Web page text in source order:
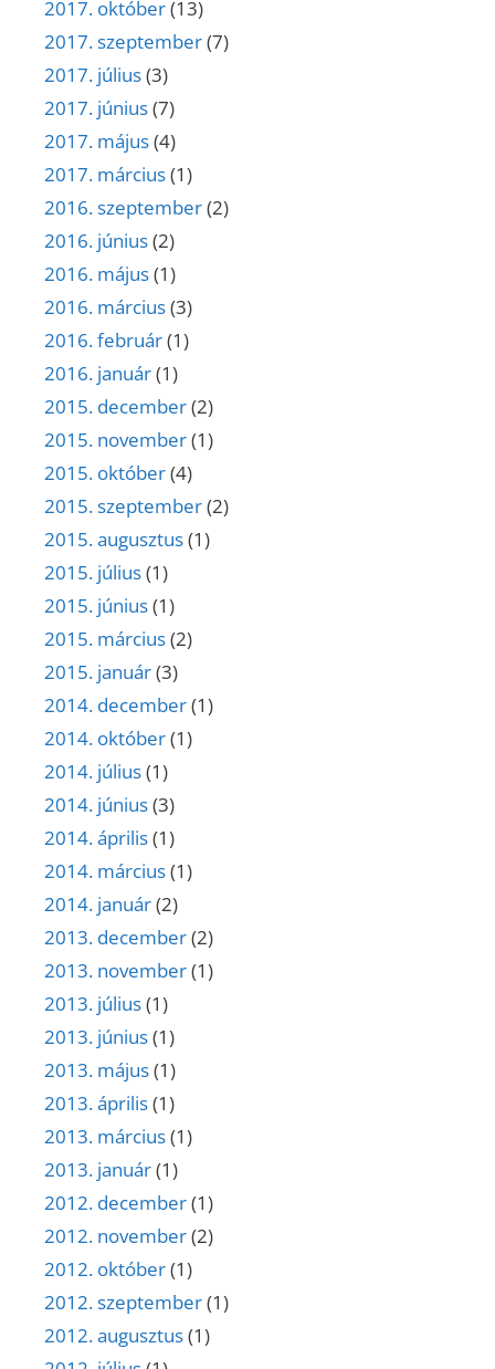
2017. október(13)
2017. szeptember(7)
2017. július(3)
2017. június(7)
2017. május(4)
2017. március(1)
2016. szeptember(2)
2016. június(2)
2016. május(1)
2016. március(3)
2016. február(1)
2016. január(1)
2015. december(2)
2015. november(1)
2015. október(4)
2015. szeptember(2)
2015. augusztus(1)
2015. július(1)
2015. június(1)
2015. március(2)
2015. január(3)
2014. december(1)
2014. október(1)
2014. július(1)
2014. június(3)
2014. április(1)
2014. március(1)
2014. január(2)
2013. december(2)
2013. november(1)
2013. július(1)
2013. június(1)
2013. május(1)
2013. április(1)
2013. március(1)
2013. január(1)
2012. december(1)
2012. november(2)
2012. október(1)
2012. szeptember(1)
2012. augusztus(1)